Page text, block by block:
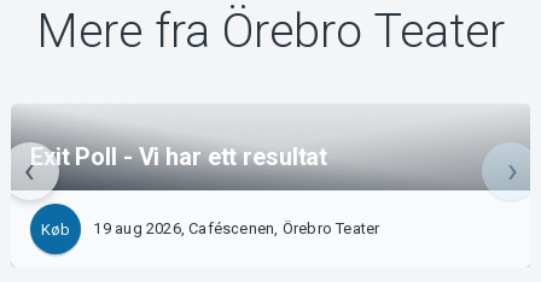
Mere fra Örebro Teater
Exit Poll - Vi har ett resultat
Køb 19 aug 2026, Caféscenen, Örebro Teater